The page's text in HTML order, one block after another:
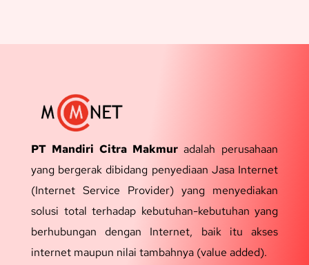
PT Mandiri Citra Makmur adalah perusahaan
yang bergerak dibidang penyediaan Jasa Internet
(Internet Service Provider) yang menyediakan
solusi total terhadap kebutuhan-kebutuhan yang
berhubungan dengan Internet, baik itu akses
internet maupun nilai tambahnya (value added).